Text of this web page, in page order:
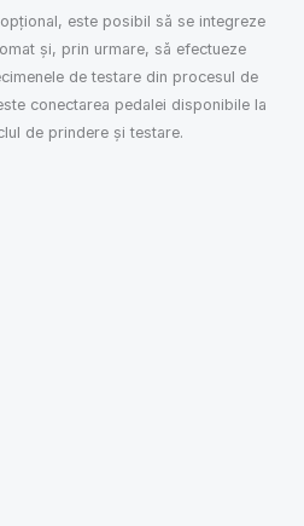
este posibil să se integreze
și, prin urmare, să efectueze
de testare din procesul de
conectarea pedalei disponibile la
de prindere și testare.